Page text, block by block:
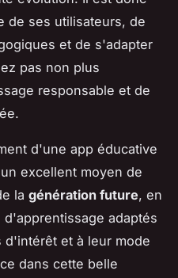
de ses utilisateurs, de
et de s'adapter
pas non plus
responsable et de
d'une app éducative
excellent moyen de
la génération future, en
adaptés
d'intérêt et à leur mode
dans cette belle